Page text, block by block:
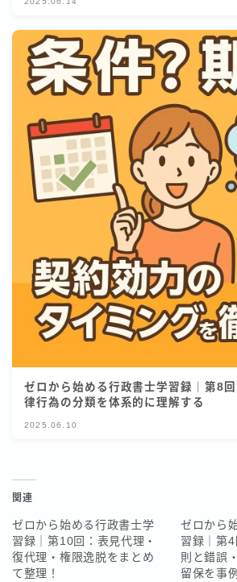
ゼロから始める行政書士学習録｜第8
律行為の分類を体系的に理解する
2025.06.10
関連
ゼロから始める行政書士学
習録｜第10回：表見代理・
復代理・権限逸脱をまとめ
て整理！
ゼロから
習録｜第
則と錯誤
留保を事